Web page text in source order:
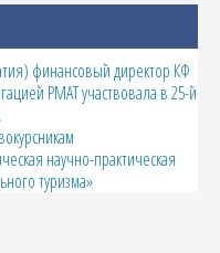
финансовый директор КФ
РМАТ участвовала в 25-й
научно-практическая
туризма»